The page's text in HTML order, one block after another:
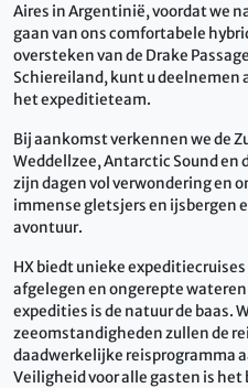
Aires in Argentinië, voordat we
gaan van ons comfortabele
oversteken van de Drake
Schiereiland, kunt u deelnemen
het expeditieteam.
Bij aankomst verkennen we de
Weddellzee, Antarctic Sound
zijn dagen vol verwondering en
immense gletsjers en ijsbergen
avontuur.
HX biedt unieke
afgelegen en ongerepte wateren
expedities is de natuur de baas.
zeeomstandigheden zullen de
daadwerkelijke reisprogramma
Veiligheid voor alle gasten is